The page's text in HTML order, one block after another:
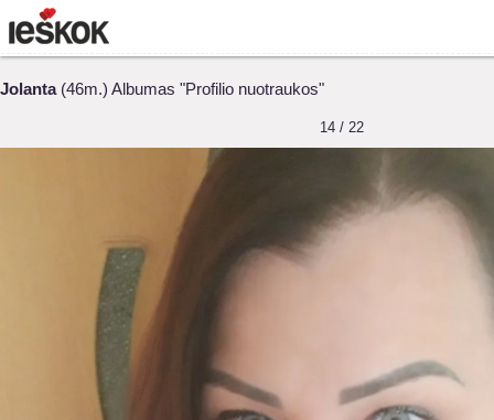
Jolanta(46m.) Albumas "Profilio nuotraukos"
14 / 22